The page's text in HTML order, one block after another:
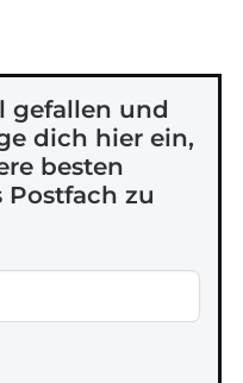
gefallen und
dich hier ein,
besten
Postfach zu